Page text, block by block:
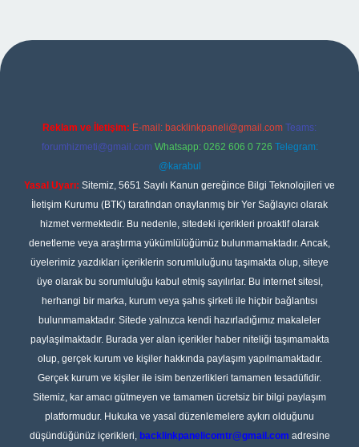
Reklam ve İletişim: E-mail: backlinkpaneli@gmail.com Teams:
forumhizmeti@gmail.com Whatsapp: 0262 606 0 726 Telegram:
@karabul
Yasal Uyarı: Sitemiz, 5651 Sayılı Kanun gereğince Bilgi Teknolojileri ve
İletişim Kurumu (BTK) tarafından onaylanmış bir Yer Sağlayıcı olarak
hizmet vermektedir. Bu nedenle, sitedeki içerikleri proaktif olarak
denetleme veya araştırma yükümlülüğümüz bulunmamaktadır. Ancak,
üyelerimiz yazdıkları içeriklerin sorumluluğunu taşımakta olup, siteye
üye olarak bu sorumluluğu kabul etmiş sayılırlar. Bu internet sitesi,
herhangi bir marka, kurum veya şahıs şirketi ile hiçbir bağlantısı
bulunmamaktadır. Sitede yalnızca kendi hazırladığımız makaleler
paylaşılmaktadır. Burada yer alan içerikler haber niteliği taşımamakta
olup, gerçek kurum ve kişiler hakkında paylaşım yapılmamaktadır.
Gerçek kurum ve kişiler ile isim benzerlikleri tamamen tesadüfidir.
Sitemiz, kar amacı gütmeyen ve tamamen ücretsiz bir bilgi paylaşım
platformudur. Hukuka ve yasal düzenlemelere aykırı olduğunu
düşündüğünüz içerikleri, backlinkpanelicomtr@gmail.com adresine